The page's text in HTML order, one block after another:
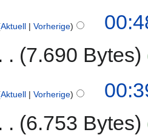
Aktuell Vorherige
7.690 Bytes
Aktuell Vorherige
6.753 Bytes